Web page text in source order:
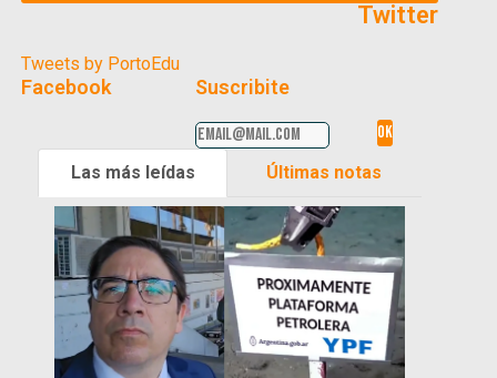
Twitter
Tweets by PortoEdu
Facebook Suscribite
Las más leídas Últimas notas